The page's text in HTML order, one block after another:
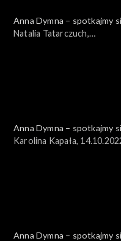
Anna Dymna – spotkajmy
Natalia Tatarczuch,
Anna Dymna – spotkajmy
Karolina Kapała,
Anna Dymna – spotkajmy